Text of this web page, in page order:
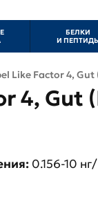
БЕЛКИ
И
Like Factor 4, Gut
Gut
0.156-10 нг/